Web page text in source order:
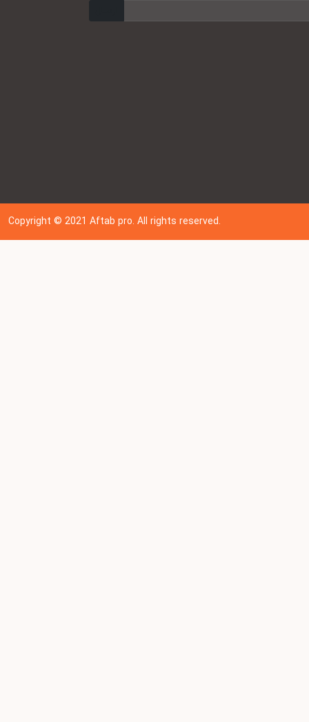
Copyright © 202 1Aftab pro. All rights reserved.